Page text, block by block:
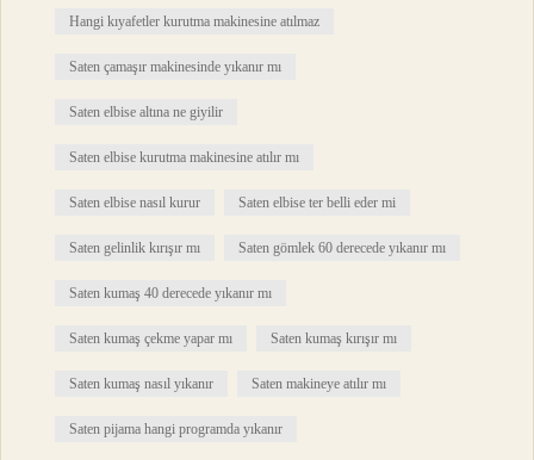
Hangi kıyafetler kurutma makinesine atılmaz
Saten çamaşır makinesinde yıkanır mı
Saten elbise altına ne giyilir
Saten elbise kurutma makinesine atılır mı
Saten elbise nasıl kurur Saten elbise ter belli eder mi
Saten gelinlik kırışır mı Saten gömlek 60 derecede yıkanır mı
Saten kumaş 40 derecede yıkanır mı
Saten kumaş çekme yapar mı Saten kumaş kırışır mı
Saten kumaş nasıl yıkanır Saten makineye atılır mı
Saten pijama hangi programda yıkanır